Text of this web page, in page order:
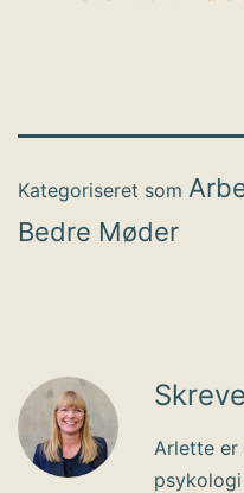
Kategoriseret som
Bedre Møder
Arlette